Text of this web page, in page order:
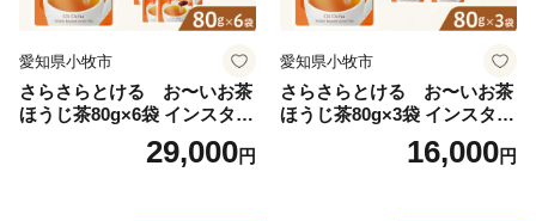
愛知県小牧市
さらさらとける お〜いお茶
ほうじ茶80g×6袋 インスタン
トほうじ茶 粉末ほうじ茶 粉
末茶 おーいお茶 粉末緑茶
29,000円
愛知県小牧市
さらさらとける お〜いお茶
ほうじ茶80g×3袋 インスタン
トほうじ茶 粉末ほうじ茶 粉
末茶 おーいお茶 粉末緑茶
16,000円